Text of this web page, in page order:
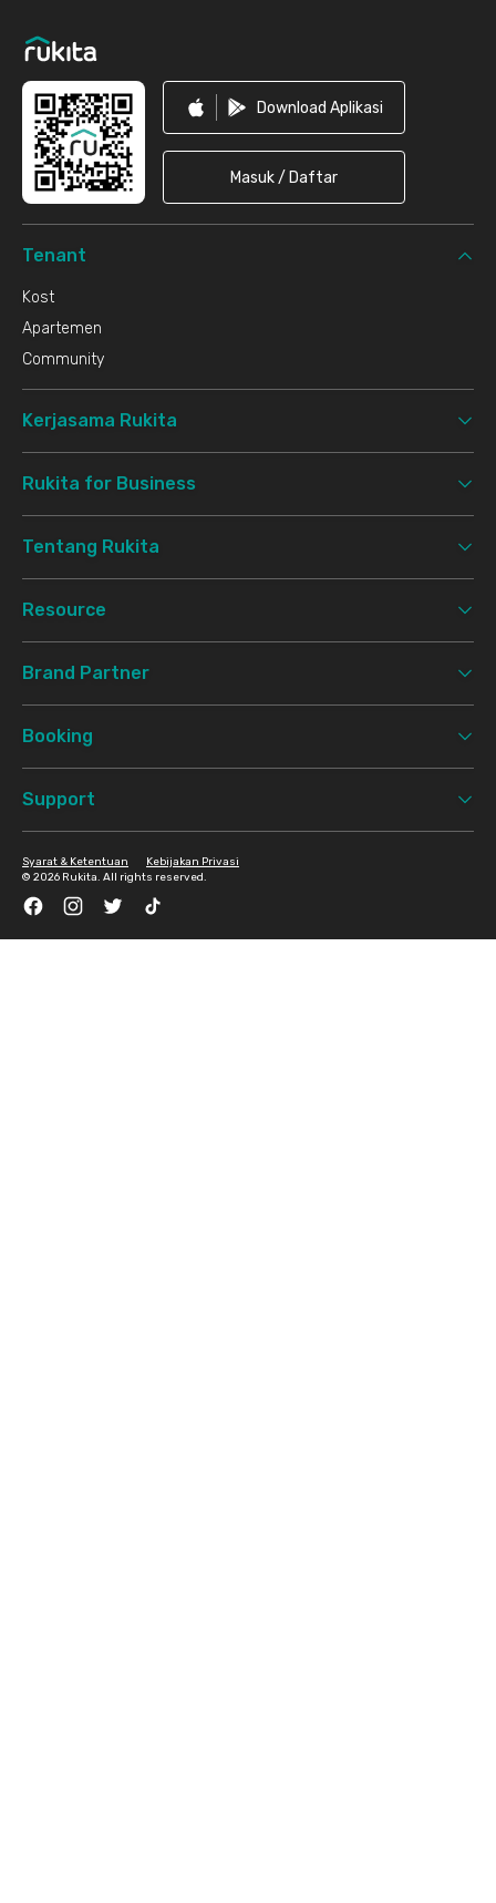
Download Aplikasi
Masuk / Daftar
Tenant
Kost
Apartemen
Community
Kerjasama Rukita
Rukita for Business
Tentang Rukita
Resource
Brand Partner
Booking
Support
© 2026 Rukita. All rights reserved.
Syarat & Ketentuan Kebijakan Privasi
FacebookInstagramTwitter TikTok